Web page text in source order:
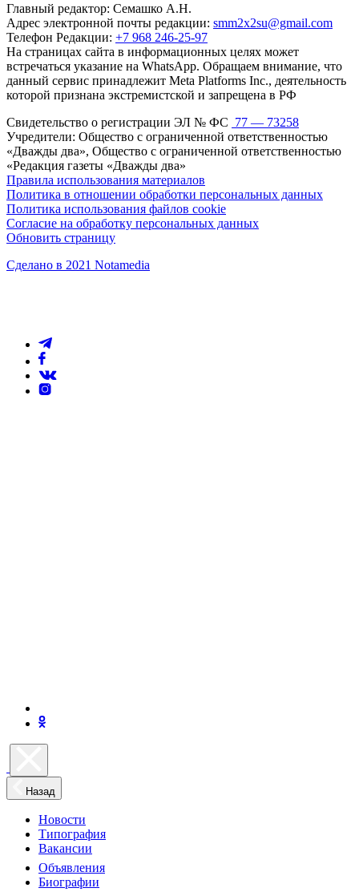
Главный редактор: Семашко А.Н.
Адрес электронной почты редакции: smm2x2su@gmail.com
Телефон Редакции: +7 968 246-25-97
На страницах сайта в информационных целях может
встречаться указание на WhatsApp. Обращаем внимание, что
данный сервис принадлежит Meta Platforms Inc., деятельность
которой признана экстремистской и запрещена в РФ
Свидетельство о регистрации ЭЛ № ФС 77 — 73258
Учредители: Общество с ограниченной ответственностью
«Дважды два», Общество с ограниченной ответственностью
«Редакция газеты «Дважды два»
Правила использования материалов
Политика в отношении обработки персональных данных
Политика использования файлов cookie
Согласие на обработку персональных данных
Обновить страницу
Сделано в 2021 Notamedia
Назад
Новости
Типография
Вакансии
Объявления
Биографии